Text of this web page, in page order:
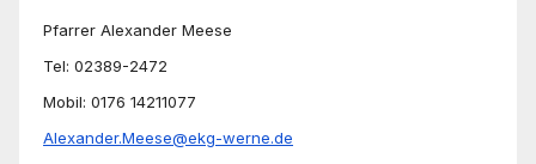
Pfarrer Alexander Meese
Tel: 02389-2472
Mobil: 0176 14211077
Alexander.Meese@ekg-werne.de